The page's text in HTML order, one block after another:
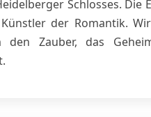
Schlosses. Die
der Romantik.
Zauber, das